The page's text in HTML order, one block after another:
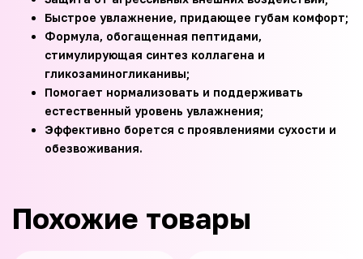
Быстрое увлажнение, придающее губам комфорт;
Формула, обогащенная пептидами,
стимулирующая синтез коллагена и
гликозаминогликанивы;
Помогает нормализовать и поддерживать
естественный уровень увлажнения;
Эффективно борется с проявлениями сухости и
обезвоживания.
Похожие товары